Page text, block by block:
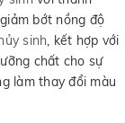
bớt nồng độ
sinh, kết hợp với
chất cho sự
làm thay đổi màu